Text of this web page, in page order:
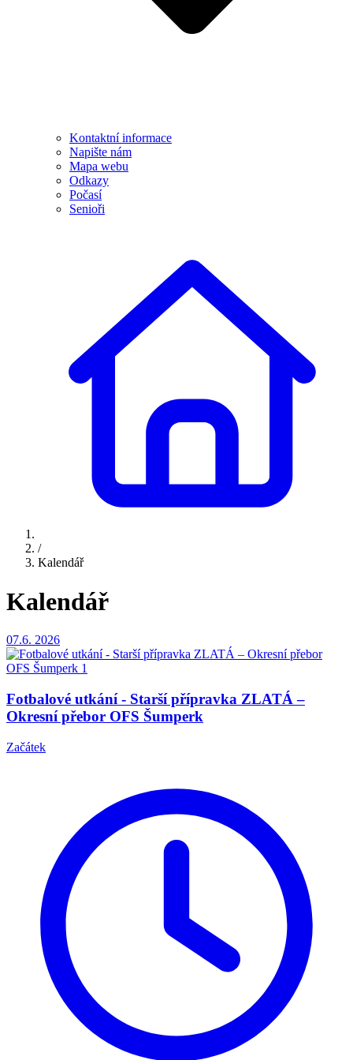
Kontaktní informace
Napište nám
Mapa webu
Odkazy
Počasí
Senioři
/
Kalendář
Kalendář
07.6. 2026
Fotbalové utkání - Starší přípravka ZLATÁ –
Okresní přebor OFS Šumperk
Začátek